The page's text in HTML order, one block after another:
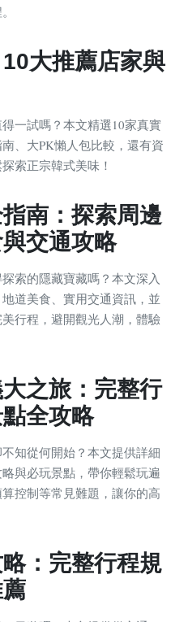
大推薦店家與
一試嗎？本文精選10家真實
、大PK懶人包比較，還有資
索正宗韓式美味！
南：探索周邊
交通攻略
索的隱藏寶藏嗎？本文深入
道美食、實用交通資訊，並
行程，避開觀光人潮，體驗
之旅：完整行
全攻略
知從何開始？本文提供詳細
與必玩景點，帶你輕鬆玩遍
控制等常見難題，讓你的高
：完整行程規